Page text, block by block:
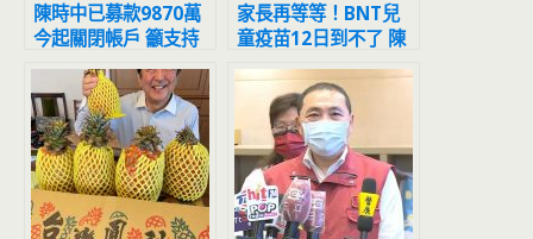
陳時中已募款9870萬
今起關閉帳戶 籲支持
者固票、催票
家長再等等！BNT兒
童疫苗12日到不了 陳
時中曝原因